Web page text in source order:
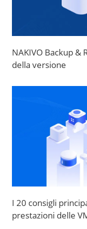
NAKIVO Backup &
della versione
I 20 consigli
prestazioni delle